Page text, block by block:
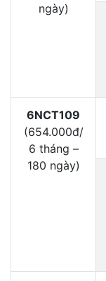
ngày)
6NCT109
(654.000đ/
6 tháng –
180 ngày)